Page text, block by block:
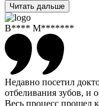
Читать дальше
В**** М*******
Недавно посетил
отбеливания зубов, и
Весь процесс прошел